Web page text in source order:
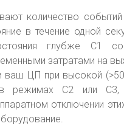
количество
в течение одной
глубже C1
затратами на
ваш ЦП при высокой
режимах C2 или C3,
отключении